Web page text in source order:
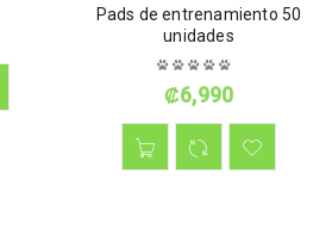
Pads de entrenamiento 50
unidades
₡6,990